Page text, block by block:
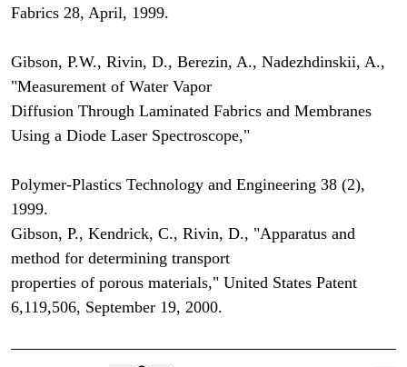
Бахилы
Тапочки и чуни
Чуни
Уход за обувью
Аксессуары
Головные уборы
Шапки
Балаклавы и маски
Повязки
Шарфы
Панамы
Перчатки и рукавицы
Перчатки
Рукавицы
Носки
Полезные аксессуары
Брелки
Шевроны
Fabrics 28, April, 1999.
Gibson, P.W., Rivin, D., Berezin, A., Nadezhdinskii, A.,
"Measurement of Water Vapor
Diffusion Through Laminated Fabrics and Membranes
Using a Diode Laser Spectroscope,"
Polymer-Plastics Technology and Engineering 38 (2),
1999.
Gibson, P., Kendrick, C., Rivin, D., "Apparatus and
method for determining transport
properties of porous materials," United States Patent
6,119,506, September 19, 2000.